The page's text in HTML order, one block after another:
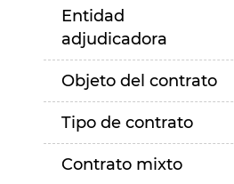
Entidad
adjudicadora
Objeto del contrato
Tipo de contrato
Contrato mixto